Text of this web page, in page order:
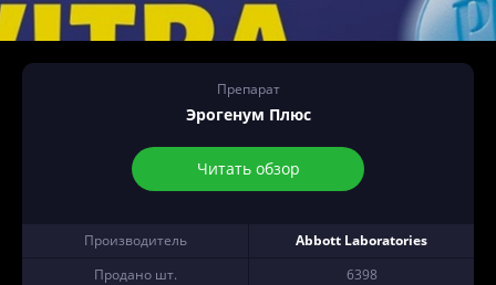
Препарат
Эрогенум Плюс
Читать обзор
Производитель
Abbott Laboratories
Продано шт.
6398